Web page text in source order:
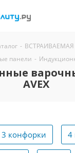
-
панели -
AVEX
3 конфорки 4